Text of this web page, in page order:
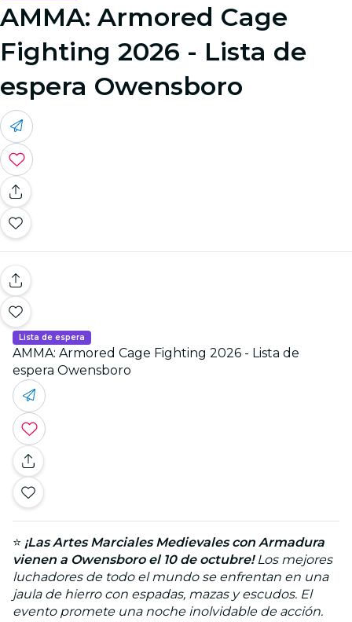
AMMA: Armored Cage
Fighting 2026 - Lista de
espera Owensboro
Lista de espera
AMMA: Armored Cage Fighting 2026 - Lista de
espera Owensboro
⭐ ¡Las Artes Marciales Medievales con Armadura
vienen a Owensboro el 10 de octubre! Los mejores
luchadores de todo el mundo se enfrentan en una
jaula de hierro con espadas, mazas y escudos. El
evento promete una noche inolvidable de acción.